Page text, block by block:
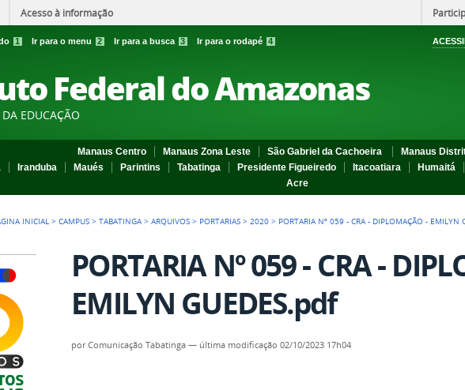
Acesso à informação
1 Ir para o menu 2 Ir para a busca 3 Ir para o rodapé 4
Federal do Amazonas
EDUCAÇÃO
Manaus Centro Manaus Zona Leste São Gabriel da Cachoeira
Manaus
Iranduba Maués Parintins Tabatinga Presidente Figueiredo Itacoatiara Humaitá
Acre
INICIAL >CAMPUS >TABATINGA >ARQUIVOS > PORTARIAS >2020 > PORTARIA Nº 059 - CRA - DIPLOMAÇÃO - EMILYN
PORTARIA Nº 059 - CRA -
EMILYN GUEDES.pdf
porComunicação Tabatinga — última modificação 02/10/2023 17h04